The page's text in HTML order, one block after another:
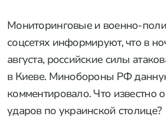
Мониторинговые и военно-
соцсетях информируют, что в
августа, российские силы
в Киеве. Минобороны РФ
комментировало. Что известно
ударов по украинской столице?